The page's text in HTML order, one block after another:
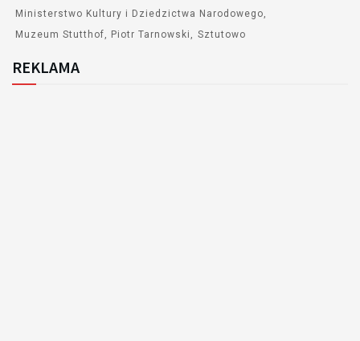
Ministerstwo Kultury i Dziedzictwa Narodowego
Muzeum Stutthof
Piotr Tarnowski Sztutowo
REKLAMA